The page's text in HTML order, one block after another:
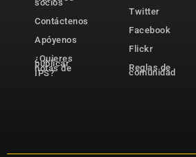
socios
Contáctenos
Apóyenos
¿Quieres
publicar
notas de
IPS?
Twitter
Facebook
Flickr
Reglas de
comunidad